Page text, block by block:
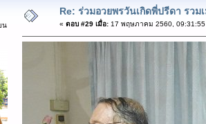
น
Re: ร่วมอวยพรวันเกิดพี่ปรีดา รวม
« ตอบ #29 เมื่อ:17 พฤษภาคม 2560, 09:31:55